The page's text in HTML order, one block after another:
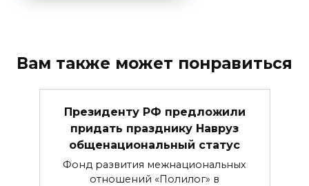
Вам также может понравиться
Президенту РФ предложили
придать празднику Навруз
общенациональный статус
Фонд развития межнациональных
отношений «Полилог» в